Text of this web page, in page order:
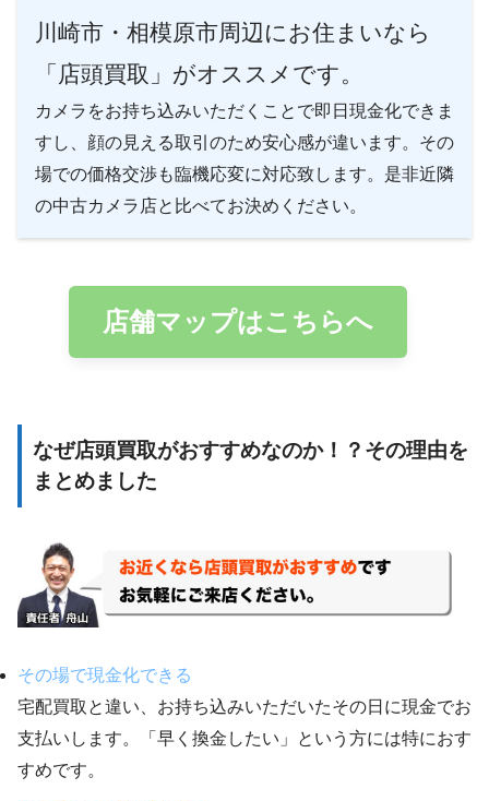
川崎市・相模原市周辺にお住まいなら
「店頭買取」がオススメです。
カメラをお持ち込みいただくことで即日現金化できま
すし、顔の見える取引のため安心感が違います。その
場での価格交渉も臨機応変に対応致します。是非近隣
の中古カメラ店と比べてお決めください。
店舗マップはこちらへ
なぜ店頭買取がおすすめなのか！？その理由を
まとめました
その場で現金化できる
宅配買取と違い、お持ち込みいただいたその日に現金でお
支払いします。「早く換金したい」という方には特におす
すめです。